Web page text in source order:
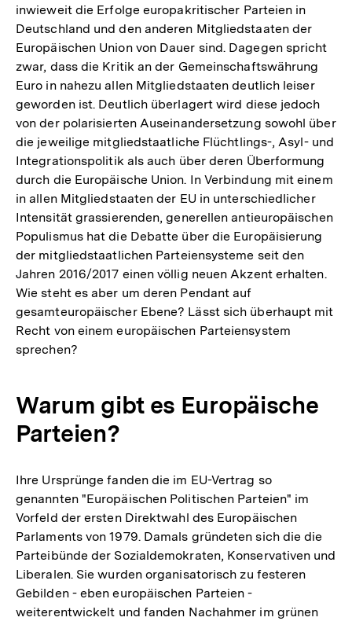
inwieweit die Erfolge europakritischer Parteien in
Deutschland und den anderen Mitgliedstaaten der
Europäischen Union von Dauer sind. Dagegen spricht
zwar, dass die Kritik an der Gemeinschaftswährung
Euro in nahezu allen Mitgliedstaaten deutlich leiser
geworden ist. Deutlich überlagert wird diese jedoch
von der polarisierten Auseinandersetzung sowohl über
die jeweilige mitgliedstaatliche Flüchtlings-, Asyl- und
Integrationspolitik als auch über deren Überformung
durch die Europäische Union. In Verbindung mit einem
in allen Mitgliedstaaten der EU in unterschiedlicher
Intensität grassierenden, generellen antieuropäischen
Populismus hat die Debatte über die Europäisierung
der mitgliedstaatlichen Parteiensysteme seit den
Jahren 2016/2017 einen völlig neuen Akzent erhalten.
Wie steht es aber um deren Pendant auf
gesamteuropäischer Ebene? Lässt sich überhaupt mit
Recht von einem europäischen Parteiensystem
sprechen?
Warum gibt es Europäische
Parteien?
Ihre Ursprünge fanden die im EU-Vertrag so
genannten "Europäischen Politischen Parteien" im
Vorfeld der ersten Direktwahl des Europäischen
Parlaments von 1979. Damals gründeten sich die die
Parteibünde der Sozialdemokraten, Konservativen und
Liberalen. Sie wurden organisatorisch zu festeren
Gebilden - eben europäischen Parteien -
weiterentwickelt und fanden Nachahmer im grünen